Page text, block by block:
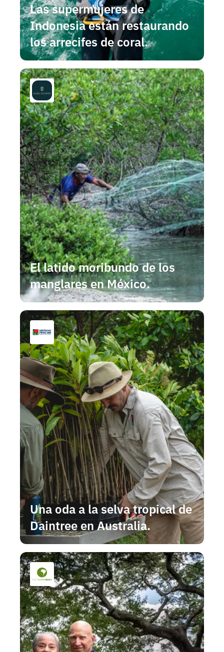
Las supermujeres de
Indonesia están restaurando
los arrecifes de coral.
El latido moribundo de los
manglares en México.
Una oda a la selva tropical de
Daintree en Australia.